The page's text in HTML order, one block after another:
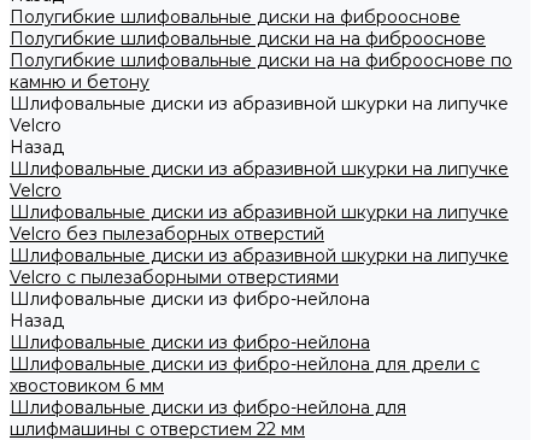
Полугибкие шлифовальные диски на фиброоснове
Полугибкие шлифовальные диски на на фиброоснове
Полугибкие шлифовальные диски на на фиброоснове по
камню и бетону
Шлифовальные диски из абразивной шкурки на липучке
Velcro
Назад
Шлифовальные диски из абразивной шкурки на липучке
Velcro
Шлифовальные диски из абразивной шкурки на липучке
Velcro без пылезаборных отверстий
Шлифовальные диски из абразивной шкурки на липучке
Velcro с пылезаборными отверстиями
Шлифовальные диски из фибро-нейлона
Назад
Шлифовальные диски из фибро-нейлона
Шлифовальные диски из фибро-нейлона для дрели с
хвостовиком 6 мм
Шлифовальные диски из фибро-нейлона для
шлифмашины с отверстием 22 мм